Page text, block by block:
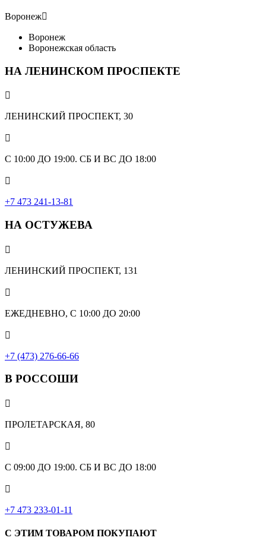
Воронеж
Воронеж
Воронежская область
НА ЛЕНИНСКОМ ПРОСПЕКТЕ

ЛЕНИНСКИЙ ПРОСПЕКТ, 30

С 10:00 ДО 19:00. СБ И ВС ДО 18:00

+7 473 241-13-81
НА ОСТУЖЕВА

ЛЕНИНСКИЙ ПРОСПЕКТ, 131

ЕЖЕДНЕВНО, С 10:00 ДО 20:00

+7 (473) 276-66-66
В РОССОШИ

ПРОЛЕТАРСКАЯ, 80

С 09:00 ДО 19:00. СБ И ВС ДО 18:00

+7 473 233-01-11
С ЭТИМ ТОВАРОМ ПОКУПАЮТ